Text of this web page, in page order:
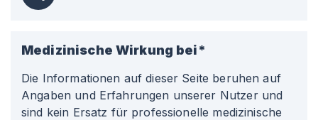
Medizinische Wirkung bei*
Die Informationen auf dieser Seite beruhen auf
Angaben und Erfahrungen unserer Nutzer und
sind kein Ersatz für professionelle medizinische